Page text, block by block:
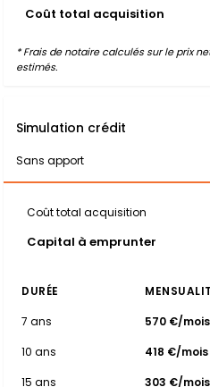
Coût total acquisition
* Frais de notaire calculés sur le prix
estimés.
Simulation crédit
Sans apport
Coût total acquisition
Capital à emprunter
DURÉE
7 ans
570 €/mois
10 ans
418 €/mois
15 ans
303 €/mois